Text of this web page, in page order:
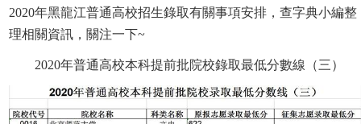
2020年黑龍江普通高校招生錄取有關事項安排，查字典小編整
理相關資訊，關注一下~
2020年普通高校本科提前批院校錄取最低分數線（三）